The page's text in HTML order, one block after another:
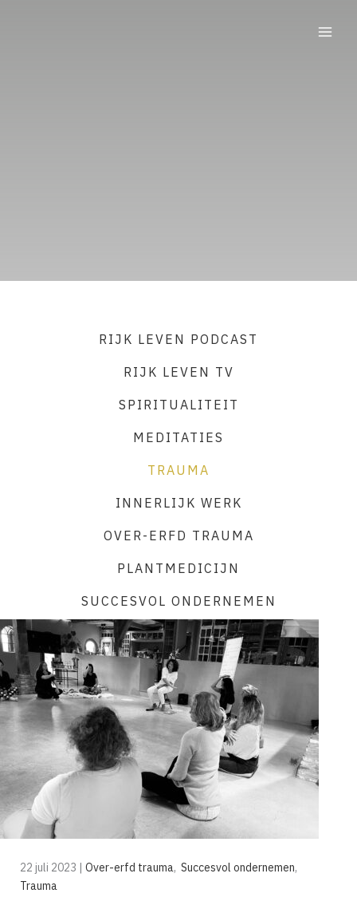
RIJK LEVEN PODCAST
RIJK LEVEN TV
SPIRITUALITEIT
MEDITATIES
TRAUMA
INNERLIJK WERK
OVER-ERFD TRAUMA
PLANTMEDICIJN
SUCCESVOL ONDERNEMEN
22 juli 2023 | Over-erfd trauma, Succesvol ondernemen,
Trauma